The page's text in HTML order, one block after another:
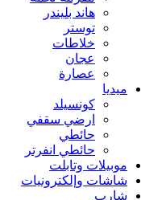
هاند بليندر
توستر
خلاطات
عجان
عصارة
ميديا
كونسيلد
ارضي سقفي
حائطي
حائطي انفرتر
موبيلات وتابلت
شاشات وإلكترونيات
شارب